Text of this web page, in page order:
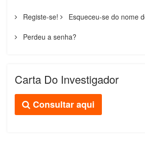
Registe-se! Esqueceu-se do nome
Perdeu a senha?
Carta Do Investigador
Consultar aqui